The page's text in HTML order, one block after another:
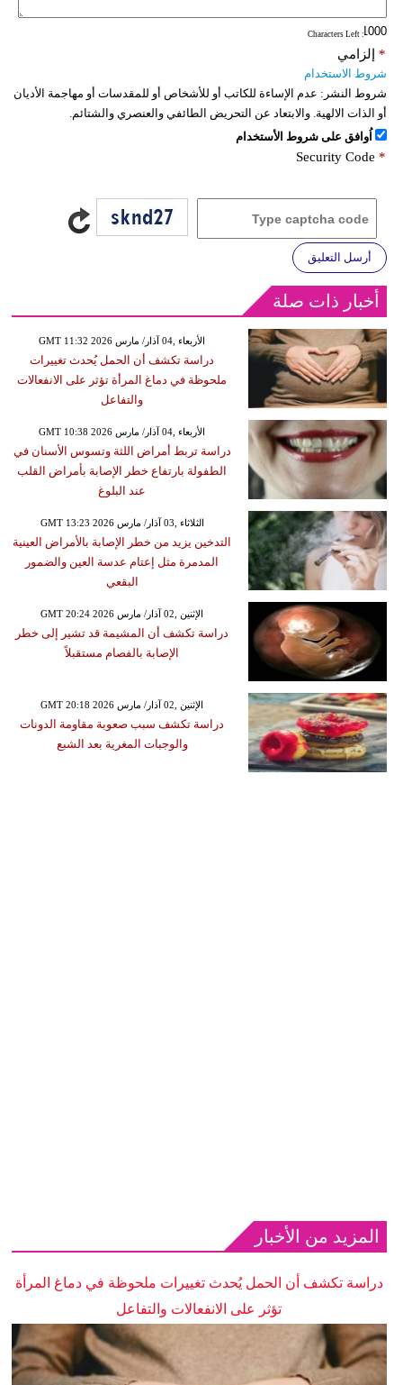
: Characters Left
إلزامي *
شروط الاستخدام
شروط النشر: عدم الإساءة للكاتب أو للأشخاص أو للمقدسات أو مهاجمة الأديان
أو الذات الالهية. والابتعاد عن التحريض الطائفي والعنصري والشتائم.
اُوافق على شروط الأستخدام
Security Code *
أرسل التعليق
أخبار ذات صلة
GMT 11:32 2026 الأربعاء ,04 آذار/ مارس
دراسة تكشف أن الحمل يُحدث تغييرات
ملحوظة في دماغ المرأة تؤثر على الانفعالات
والتفاعل
GMT 10:38 2026 الأربعاء ,04 آذار/ مارس
دراسة تربط أمراض اللثة وتسوس الأسنان في
الطفولة بارتفاع خطر الإصابة بأمراض القلب
عند البلوغ
GMT 13:23 2026 الثلاثاء ,03 آذار/ مارس
التدخين يزيد من خطر الإصابة بالأمراض العينية
المدمرة مثل إعتام عدسة العين والضمور
البقعي
GMT 20:24 2026 الإثنين ,02 آذار/ مارس
دراسة تكشف أن المشيمة قد تشير إلى خطر
الإصابة بالفصام مستقبلاً
GMT 20:18 2026 الإثنين ,02 آذار/ مارس
دراسة تكشف سبب صعوبة مقاومة الدونات
والوجبات المغرية بعد الشبع
المزيد من الأخبار
دراسة تكشف أن الحمل يُحدث تغييرات ملحوظة في دماغ المرأة
تؤثر على الانفعالات والتفاعل